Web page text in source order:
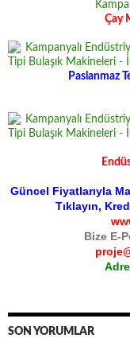
Çay
Paslanmaz
Güncel Fiyatlarıyla
Tıklayın,
Bize E-
SON YORUMLAR